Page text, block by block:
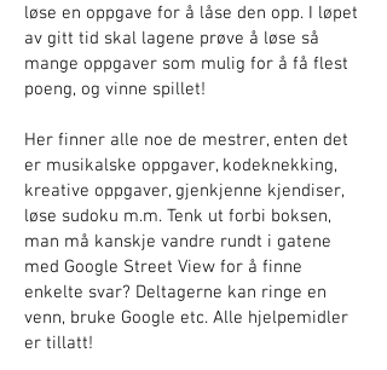
løse en oppgave for å låse den opp. I løpet
av gitt tid skal lagene prøve å løse så
mange oppgaver som mulig for å få flest
poeng, og vinne spillet!
Her finner alle noe de mestrer, enten det
er musikalske oppgaver, kodeknekking,
kreative oppgaver, gjenkjenne kjendiser,
løse sudoku m.m. Tenk ut forbi boksen,
man må kanskje vandre rundt i gatene
med Google Street View for å finne
enkelte svar? Deltagerne kan ringe en
venn, bruke Google etc. Alle hjelpemidler
er tillatt!